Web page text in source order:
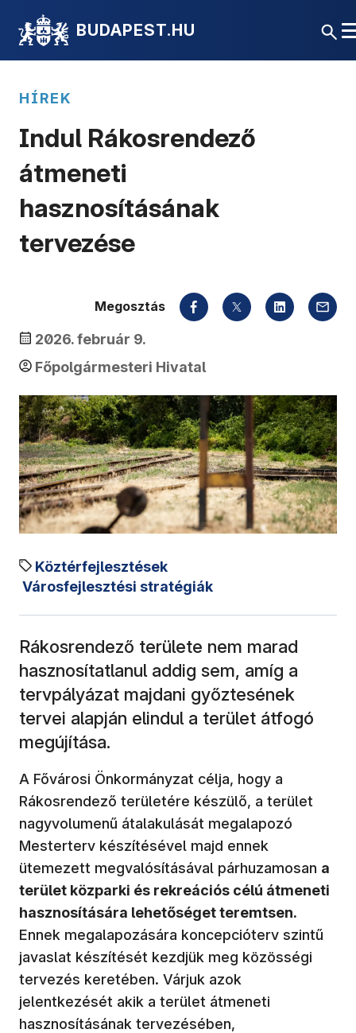
BUDAPEST.HU
HÍREK
Indul Rákosrendező
átmeneti
hasznosításának
tervezése
2026. február 9.
Főpolgármesteri Hivatal
Köztérfejlesztések
Városfejlesztési stratégiák
Megosztás
Rákosrendező területe nem marad
hasznosítatlanul addig sem, amíg a
tervpályázat majdani győztesének
tervei alapján elindul a terület átfogó
megújítása.
A Fővárosi Önkormányzat célja, hogy a
Rákosrendező területére készülő, a terület
nagyvolumenű átalakulását megalapozó
Mesterterv készítésével majd ennek
ütemezett megvalósításával párhuzamosan a
terület közparki és rekreációs célú átmeneti
hasznosítására lehetőséget teremtsen.
Ennek megalapozására koncepcióterv szintű
javaslat készítését kezdjük meg közösségi
tervezés keretében. Várjuk azok
jelentkezését akik a terület átmeneti
hasznosításának tervezésében,